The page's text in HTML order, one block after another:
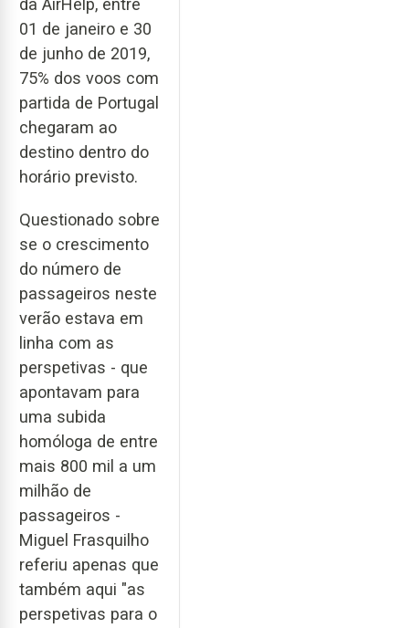
da AirHelp, entre
01 de janeiro e 30
de junho de 2019,
75% dos voos com
partida de Portugal
chegaram ao
destino dentro do
horário previsto.
Questionado sobre
se o crescimento
do número de
passageiros neste
verão estava em
linha com as
perspetivas - que
apontavam para
uma subida
homóloga de entre
mais 800 mil a um
milhão de
passageiros -
Miguel Frasquilho
referiu apenas que
também aqui "as
perspetivas para o